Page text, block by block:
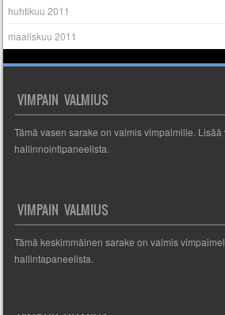
huhtikuu 2011
maaliskuu 2011
VIMPAIN VALMIUS
Tämä vasen sarake on valmis vimpaimille. Lisää
hallinnointipaneelista.
VIMPAIN VALMIUS
Tämä keskimmäinen sarake on valmis
hallintapaneelista.